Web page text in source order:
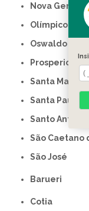
Nova Gerty
Olímpico
Oswaldo Cruz
Prosperidade
Santa Maria
Santa Paula
Santo Antônio
São Caetano
São José
Barueri
Cotia